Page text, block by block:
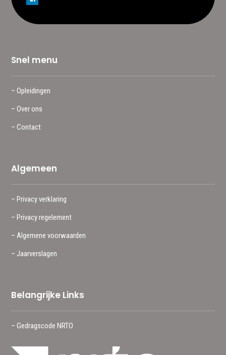
Snel menu
– Opleidingen
– Over ons
– Contact
Algemeen
– Privacy verklaring
– Privacy regelement
– Algemene voorwaarden
– Jaarverslagen
Belangrijke Links
– Gedragscode NRTO